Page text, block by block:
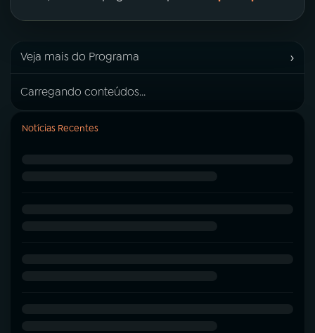
Veja mais do Programa ›
Carregando conteúdos...
Notícias Recentes